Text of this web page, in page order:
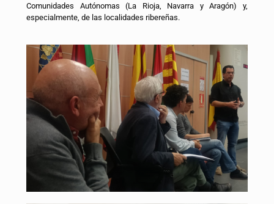
Comunidades Autónomas (La Rioja, Navarra y Aragón) y,
especialmente, de las localidades ribereñas.